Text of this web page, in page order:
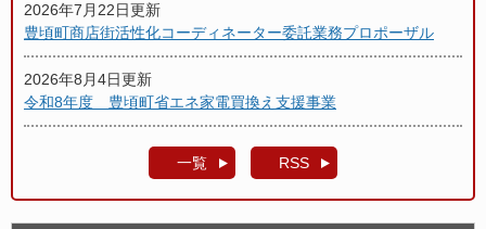
2026年7月22日更新
豊頃町商店街活性化コーディネーター委託業務プロポーザル
2026年8月4日更新
令和8年度 豊頃町省エネ家電買換え支援事業
一覧 RSS